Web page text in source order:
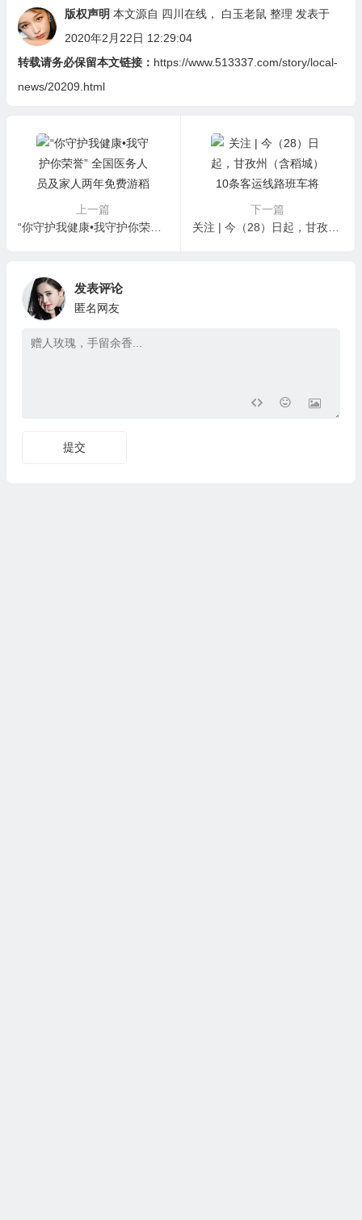
版权声明 本文源自 四川在线， 白玉老鼠 整理 发表于
2020年2月22日 12:29:04
转载请务必保留本文链接： https://www.513337.com/story/local-
news/20209.html
上一篇
“你守护我健康•我守护你荣誉” 全国医务人员及家人两年免费游稻城亚丁与“蓝色星球”保护行动计划公告
下一篇
关注 | 今（28）日起，甘孜州（含稻城）10条客运线路班车将恢复运营
发表评论
匿名网友
提交